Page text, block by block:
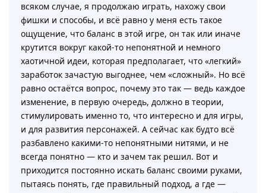
всяком случае, я продолжаю играть, нахожу свои
фишки и способы, и всё равно у меня есть такое
ощущение, что баланс в этой игре, он так или иначе
крутится вокруг какой-то непонятной и немного
хаотичной идеи, которая предполагает, что «легкий»
заработок зачастую выгоднее, чем «сложный». Но всё
равно остаётся вопрос, почему это так — ведь каждое
изменение, в первую очередь, должно в теории,
стимулировать именно то, что интересно и для игры,
и для развития персонажей. А сейчас как будто всё
разбавлено какими-то непонятными нитями, и не
всегда понятно — кто и зачем так решил. Вот и
приходится постоянно искать баланс своими руками,
пытаясь понять, где правильный подход, а где —